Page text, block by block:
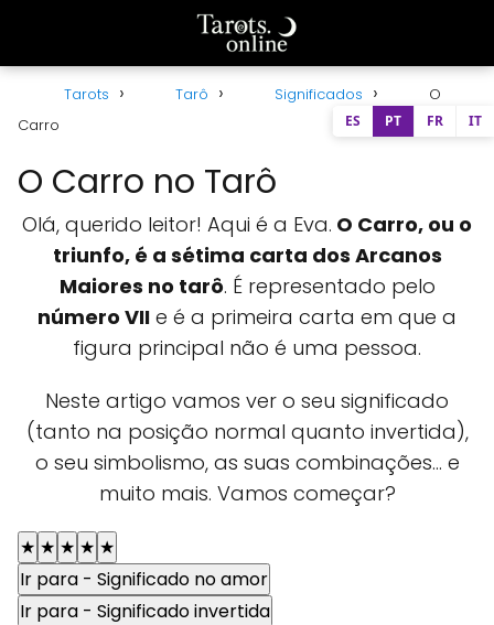
Tarots Tarô Significados
O
Carro
O Carro no Tarô
Olá, querido leitor! Aqui é a Eva. O Carro, ou o
triunfo, é a sétima carta dos Arcanos
Maiores no tarô. É representado pelo
número VII e é a primeira carta em que a
figura principal não é uma pessoa.
Neste artigo vamos ver o seu significado
(tanto na posição normal quanto invertida),
o seu simbolismo, as suas combinações... e
muito mais. Vamos começar?
★ ★ ★ ★ ★
Ir para - Significado no amor
Ir para - Significado invertida
ES PT FR IT